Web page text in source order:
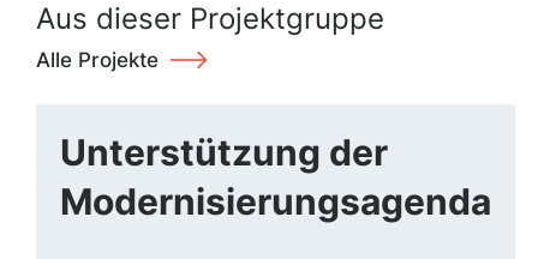
Aus dieser Projektgruppe
Alle Projekte
Unterstützung der
Modernisierungsagenda